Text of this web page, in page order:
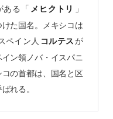
ある「 メヒクトリ 」
た国名。メキシコは
ペイン人 コルテスが
ン領ノバ・イスパニ
の首都は、国名と区
れる。